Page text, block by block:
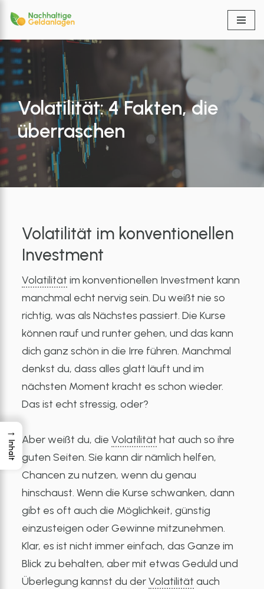
Inhalt
springen
Volatilität: 4 Fakten, die
überraschen
Volatilität im konventionellen
Investment
Volatilität im konventionellen Investment kann
manchmal echt nervig sein. Du weißt nie so
richtig, was als Nächstes passiert. Die Kurse
können rauf und runter gehen, und das kann
dich ganz schön in die Irre führen. Manchmal
denkst du, dass alles glatt läuft und im
nächsten Moment kracht es schon wieder.
Das ist echt stressig, oder?
Aber weißt du, dieVolatilität hat auch so ihre
guten Seiten. Sie kann dir nämlich helfen,
Chancen zu nutzen, wenn du genau
hinschaust. Wenn die Kurse schwanken, dann
gibt es oft auch die Möglichkeit, günstig
einzusteigen oder Gewinne mitzunehmen.
Klar, es ist nicht immer einfach, das Ganze im
Blick zu behalten, aber mit etwas Geduld und
Überlegung kannst du derVolatilität auch
→
Inhalt